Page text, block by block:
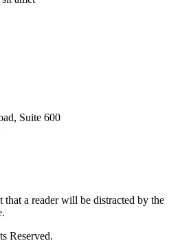
Suite 600
that a reader will be distracted by the
Reserved.